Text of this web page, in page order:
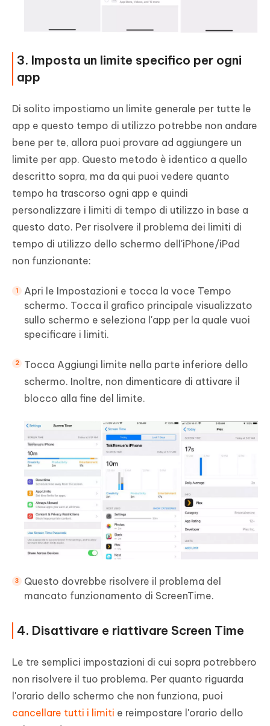
3. Imposta un limite specifico per ogni
app
Di solito impostiamo un limite generale per tutte le
app e questo tempo di utilizzo potrebbe non andare
bene per te, allora puoi provare ad aggiungere un
limite per app. Questo metodo è identico a quello
descritto sopra, ma da qui puoi vedere quanto
tempo ha trascorso ogni app e quindi
personalizzare i limiti di tempo di utilizzo in base a
questo dato. Per risolvere il problema dei limiti di
tempo di utilizzo dello schermo dell'iPhone/iPad
non funzionante:
Apri le Impostazioni e tocca la voce Tempo
schermo. Tocca il grafico principale visualizzato
sullo schermo e seleziona l'app per la quale vuoi
specificare i limiti.
Tocca Aggiungi limite nella parte inferiore dello
schermo. Inoltre, non dimenticare di attivare il
blocco alla fine del limite.
Questo dovrebbe risolvere il problema del
mancato funzionamento di ScreenTime.
4. Disattivare e riattivare Screen Time
Le tre semplici impostazioni di cui sopra potrebbero
non risolvere il tuo problema. Per quanto riguarda
l'orario dello schermo che non funziona, puoi
cancellare tutti i limiti e reimpostare l'orario dello